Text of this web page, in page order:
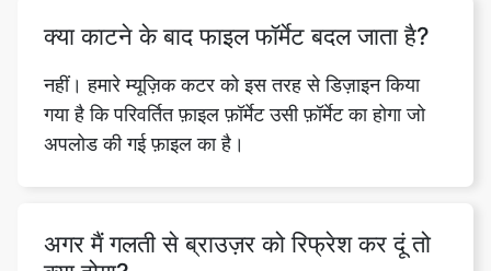
गया है कि परिवर्तित फ़ाइल फ़ॉर्मेट उसी फ़ॉर्मेट का होगा जो
अपलोड की गई फ़ाइल का है।
अगर मैं गलती से ब्राउज़र को रिफ्रेश कर दूं तो
नहीं है। इसलिए, यदि आप अपने ब्राउज़र को रिफ्रेश करते